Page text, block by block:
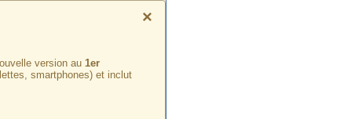
×
version au 1er
smartphones) et inclut